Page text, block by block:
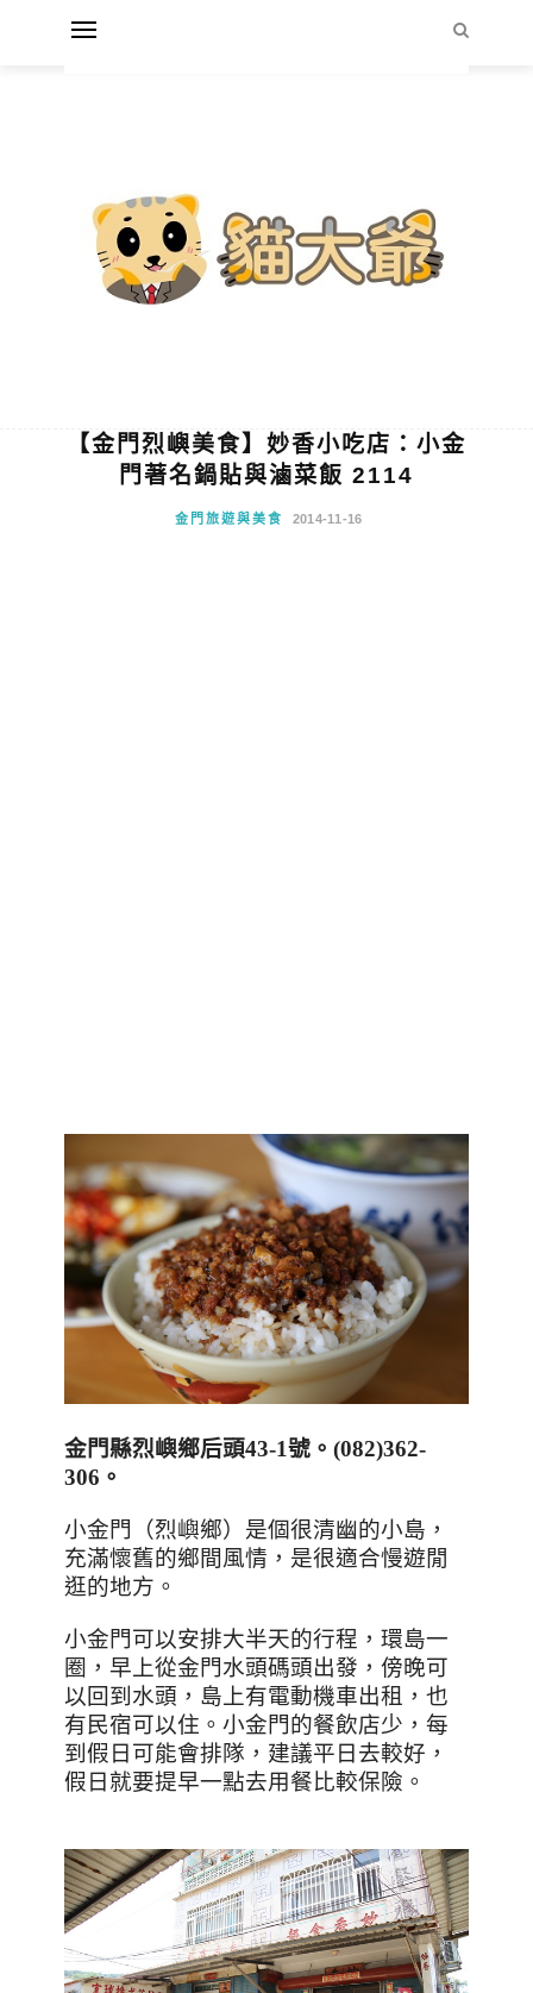
【金門烈嶼美食】妙香小吃店：小金
門著名鍋貼與滷菜飯 2114
金門旅遊與美食 2014-11-16
金門縣烈嶼鄉后頭43-1號。 (082)362-
306 。
小金門（烈嶼鄉）是個很清幽的小島，
充滿懷舊的鄉間風情，是很適合慢遊閒
逛的地方。
小金門可以安排大半天的行程，環島一
圈，早上從金門水頭碼頭出發，傍晚可
以回到水頭，島上有電動機車出租，也
有民宿可以住。小金門的餐飲店少，每
到假日可能會排隊，建議平日去較好，
假日就要提早一點去用餐比較保險。